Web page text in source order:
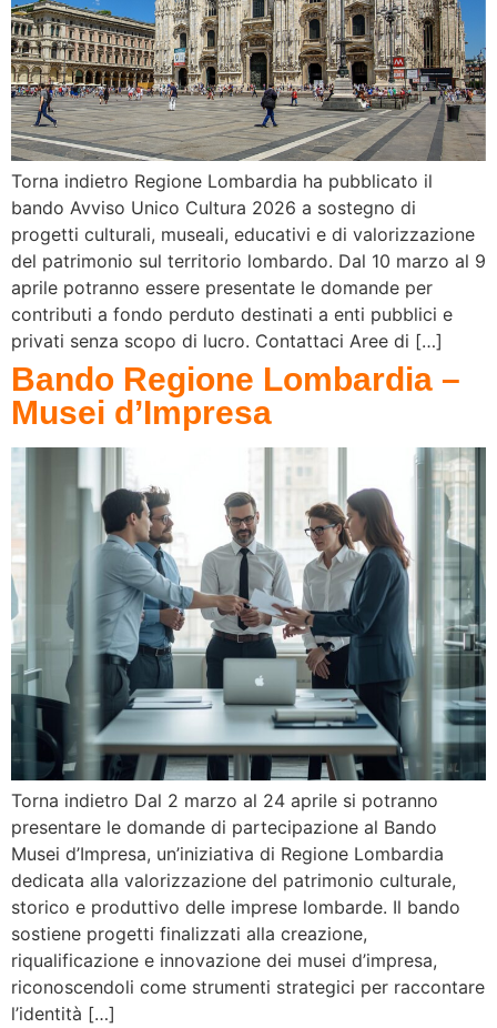
Torna indietro Regione Lombardia ha pubblicato il
bando Avviso Unico Cultura 2026 a sostegno di
progetti culturali, museali, educativi e di valorizzazione
del patrimonio sul territorio lombardo. Dal 10 marzo al 9
aprile potranno essere presentate le domande per
contributi a fondo perduto destinati a enti pubblici e
privati senza scopo di lucro. Contattaci Aree di […]
Bando Regione Lombardia –
Musei d’Impresa
Torna indietro Dal 2 marzo al 24 aprile si potranno
presentare le domande di partecipazione al Bando
Musei d’Impresa, un’iniziativa di Regione Lombardia
dedicata alla valorizzazione del patrimonio culturale,
storico e produttivo delle imprese lombarde. Il bando
sostiene progetti finalizzati alla creazione,
riqualificazione e innovazione dei musei d’impresa,
riconoscendoli come strumenti strategici per raccontare
l’identità […]